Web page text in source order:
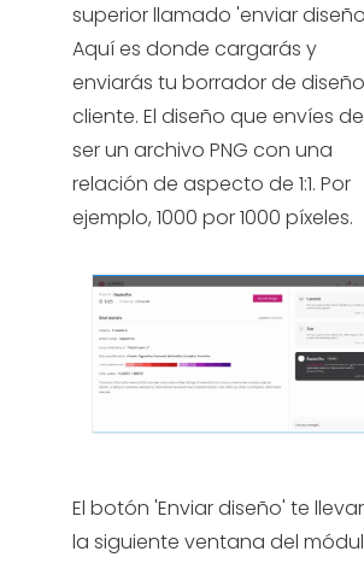
SOBRE NOSOTROS
AYUDA Y SOPORTE
TÉRMINOS Y CONDICIONES
POLÍTICA DE PRIVACIDAD
CONTÁCTANOS
Nuevo diseño
ESPAÑOL
ENGLISH
superior llamado 'enviar
Aquí es donde cargarás y
enviarás tu borrador de
cliente. El diseño que envíes
ser un archivo PNG con una
relación de aspecto de 1:1. Por
ejemplo, 1000 por 1000 píxeles.
El botón 'Enviar diseño' te
la siguiente ventana del